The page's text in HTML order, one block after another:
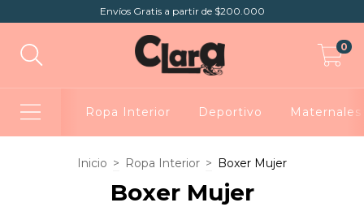
Envíos Gratis a partir de $200.000
0
Ropa Interior Deportivo Maternales
Inicio > Ropa Interior > Boxer Mujer
Boxer Mujer